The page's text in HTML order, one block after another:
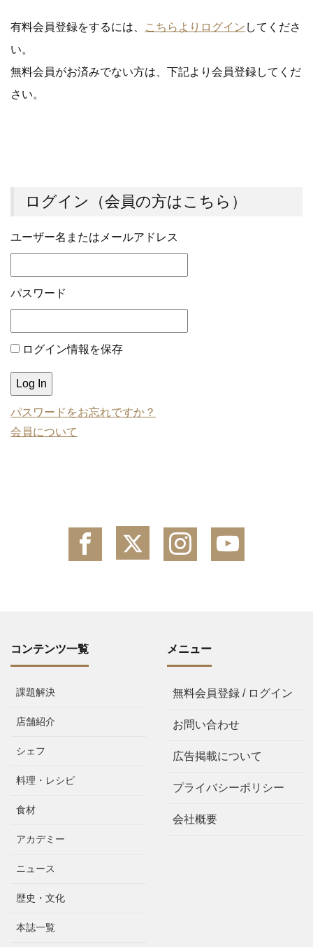
有料会員登録をするには、 こちらよりログイン してくださ
い。
無料会員がお済みでない方は、下記より会員登録してくだ
さい。
ログイン（会員の方はこちら）
ユーザー名またはメールアドレス
パスワード
ログイン情報を保存
パスワードをお忘れですか？
会員について
コンテンツ一覧
課題解決
店舗紹介
シェフ
料理・レシピ
食材
アカデミー
ニュース
歴史・文化
本誌一覧
メニュー
無料会員登録 / ログイン
お問い合わせ
広告掲載について
プライバシーポリシー
会社概要